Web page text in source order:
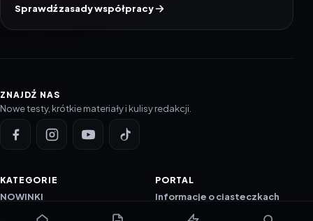
Sprawdź zasady współpracy
ZNAJDŹ NAS
Nowe testy, krótkie materiały i kulisy redakcji.
KATEGORIE
NOWINKI
PORTAL
Informacje o ciasteczkach